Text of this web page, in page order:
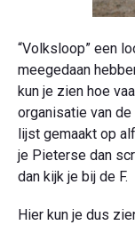
“Volksloop” een
meegedaan
kun je zien hoe
organisatie van
lijst gemaakt op
je Pieterse dan
dan kijk je bij de F.
Hier kun je dus